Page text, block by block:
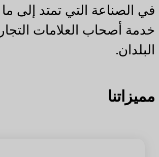
خدمة أصحاب العلامات
البلدان.
مميزاتنا